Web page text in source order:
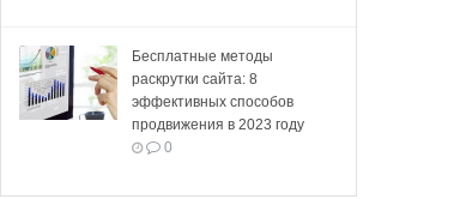
Бесплатные методы
раскрутки сайта: 8
эффективных способов
продвижения в 2023 году
0